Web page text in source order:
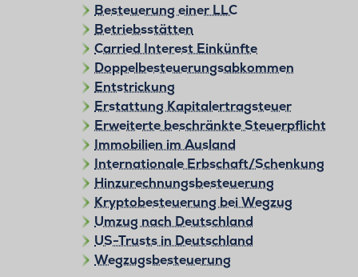
Besteuerung einer LLC
Betriebsstätten
Carried Interest Einkünfte
Doppelbesteuerungsabkommen
Entstrickung
Erstattung Kapitalertragsteuer
Erweiterte beschränkte Steuerpflicht
Immobilien im Ausland
Internationale Erbschaft/Schenkung
Hinzurechnungsbesteuerung
Kryptobesteuerung bei Wegzug
Umzug nach Deutschland
US-Trusts in Deutschland
Wegzugsbesteuerung